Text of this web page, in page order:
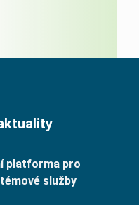
platforma pro
služby